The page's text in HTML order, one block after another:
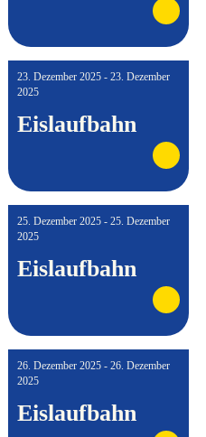
23. Dezember 2025 - 23. Dezember
2025
Eislaufbahn
25. Dezember 2025 - 25. Dezember
2025
Eislaufbahn
26. Dezember 2025 - 26. Dezember
2025
Eislaufbahn